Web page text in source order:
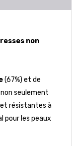
non
(67%) et de
seulement
et résistantes à
les peaux